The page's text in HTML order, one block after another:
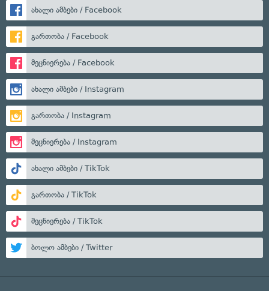
ახალი ამბები / Facebook
გართობა / Facebook
მეცნიერება / Facebook
ახალი ამბები / Instagram
გართობა / Instagram
მეცნიერება / Instagram
ახალი ამბები / TikTok
გართობა / TikTok
მეცნიერება / TikTok
ბოლო ამბები / Twitter